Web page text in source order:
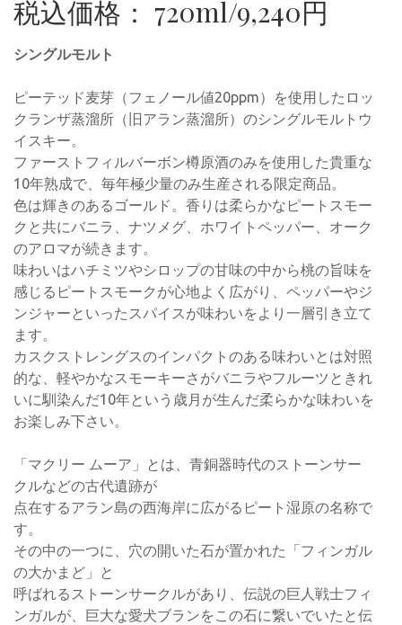
税込価格： 720ml/9,240円
シングルモルト
ピーテッド麦芽（フェノール値20ppm）を使用したロッ
クランザ蒸溜所（旧アラン蒸溜所）のシングルモルトウ
イスキー。
ファーストフィルバーボン樽原酒のみを使用した貴重な
10年熟成で、毎年極少量のみ生産される限定商品。
色は輝きのあるゴールド。香りは柔らかなピートスモー
クと共にバニラ、ナツメグ、ホワイトペッパー、オーク
のアロマが続きます。
味わいはハチミツやシロップの甘味の中から桃の旨味を
感じるピートスモークが心地よく広がり、ペッパーやジ
ンジャーといったスパイスが味わいをより一層引き立て
ます。
カスクストレングスのインパクトのある味わいとは対照
的な、軽やかなスモーキーさがバニラやフルーツときれ
いに馴染んだ10年という歳月が生んだ柔らかな味わいを
お楽しみ下さい。
「マクリー ムーア」とは、青銅器時代のストーンサー
クルなどの古代遺跡が
点在するアラン島の西海岸に広がるピート湿原の名称で
す。
その中の一つに、穴の開いた石が置かれた「フィンガル
の大かまど」と
呼ばれるストーンサークルがあり、伝説の巨人戦士フィ
ンガルが、巨大な愛犬ブランをこの石に繋いでいたと伝